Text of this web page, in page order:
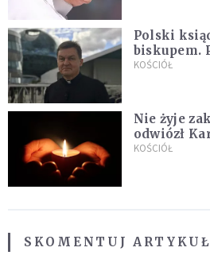
Polski
biskupem.
KOŚCIÓŁ
Nie żyje
odwiózł
konklawe.
KOŚCIÓŁ
SKOMENTUJ ARTYKUŁ